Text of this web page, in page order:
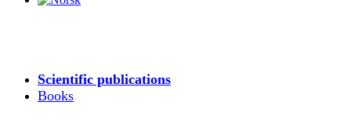
Scientific publications
Books